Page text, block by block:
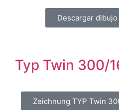
Descargar dibujo
Typ Twin 300/
Zeichnung TYP Twin